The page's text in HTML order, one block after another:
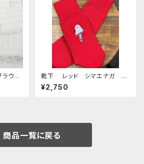
ウ
チョ
靴下 レッド シマエナガ く
つした しまえなが 刺繍 日
本製 奈良の靴下
¥2,750
商品一覧に戻る